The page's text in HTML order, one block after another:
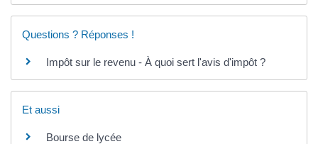
Questions ? Réponses !
Impôt sur le revenu - À quoi sert l'avis d'impôt ?
Et aussi
Bourse de lycée